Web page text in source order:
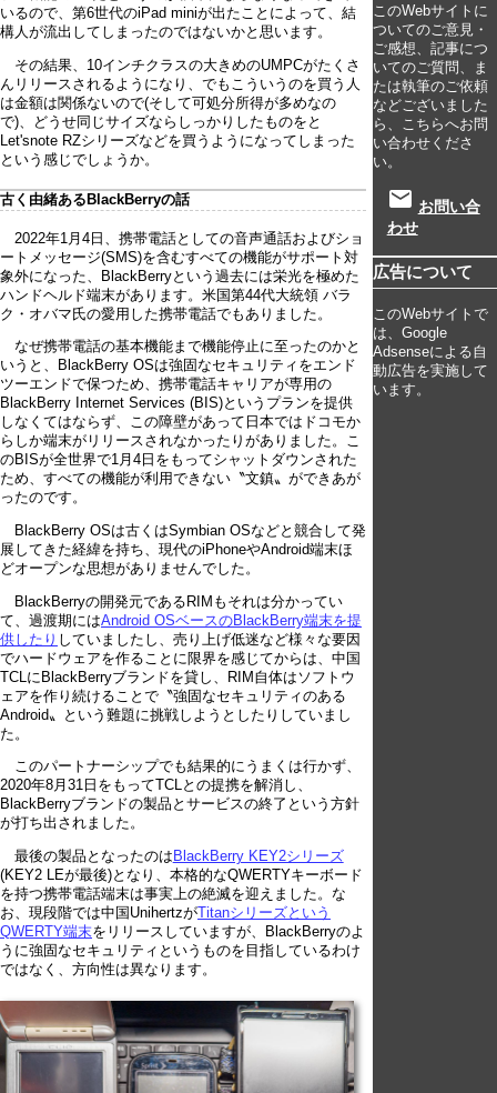
いるので、第6世代のiPad miniが出たことによって、結
構人が流出してしまったのではないかと思います。
その結果、10インチクラスの大きめのUMPCがたくさ
んリリースされるようになり、でもこういうのを買う人
は金額は関係ないので(そして可処分所得が多めなの
で)、どうせ同じサイズならしっかりしたものをと
Let'snote RZシリーズなどを買うようになってしまった
という感じでしょうか。
古く由緒あるBlackBerryの話
2022年1月4日、携帯電話としての音声通話およびショ
ートメッセージ(SMS)を含むすべての機能がサポート対
象外になった、BlackBerryという過去には栄光を極めた
ハンドヘルド端末があります。米国第44代大統領 バラ
ク・オバマ氏の愛用した携帯電話でもありました。
なぜ携帯電話の基本機能まで機能停止に至ったのかと
いうと、BlackBerry OSは強固なセキュリティをエンド
ツーエンドで保つため、携帯電話キャリアが専用の
BlackBerry Internet Services (BIS)というプランを提供
しなくてはならず、この障壁があって日本ではドコモか
らしか端末がリリースされなかったりがありました。こ
のBISが全世界で1月4日をもってシャットダウンされた
ため、すべての機能が利用できない〝文鎮〟ができあが
ったのです。
BlackBerry OSは古くはSymbian OSなどと競合して発
展してきた経緯を持ち、現代のiPhoneやAndroid端末ほ
どオープンな思想がありませんでした。
BlackBerryの開発元であるRIMもそれは分かってい
て、過渡期にはAndroid OSベースのBlackBerry端末を提
供したり していましたし、売り上げ低迷など様々な要因
でハードウェアを作ることに限界を感じてからは、中国
TCLにBlackBerryブランドを貸し、RIM自体はソフトウ
ェアを作り続けることで〝強固なセキュリティのある
Android〟という難題に挑戦しようとしたりしていまし
た。
このパートナーシップでも結果的にうまくは行かず、
2020年8月31日をもってTCLとの提携を解消し、
BlackBerryブランドの製品とサービスの終了という方針
が打ち出されました。
最後の製品となったのは BlackBerry KEY2シリーズ
(KEY2 LEが最後)となり、本格的なQWERTYキーボード
を持つ携帯電話端末は事実上の絶滅を迎えました。な
お、現段階では中国Unihertzが Titanシリーズという
QWERTY端末をリリースしていますが、BlackBerryのよ
うに強固なセキュリティというものを目指しているわけ
ではなく、方向性は異なります。
このWebサイトに
ついてのご意見・
ご感想、記事につ
いてのご質問、ま
たは執筆のご依頼
などございました
ら、こちらへお問
い合わせくださ
い。
email お問い合
わせ
広告について
このWebサイトで
は、Google
Adsenseによる自
動広告を実施して
います。